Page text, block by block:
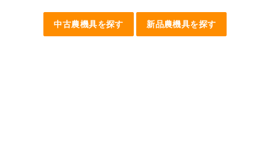
中古農機具を探す 新品農機具を探す